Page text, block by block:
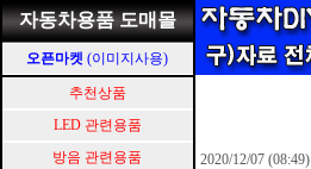
자동차용품 도매몰
오픈마켓 (이미지사용)
추천상품
LED 관련용품
방음 관련용품
2020/12/07 (08:49)